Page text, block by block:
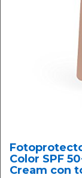
Color SPF
Cream con